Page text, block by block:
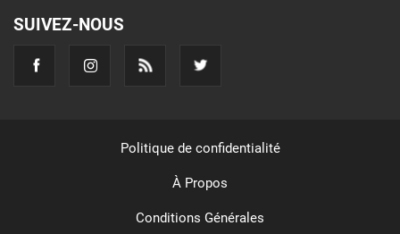
SUIVEZ-NOUS
Politique de confidentialité
À Propos
Conditions Générales